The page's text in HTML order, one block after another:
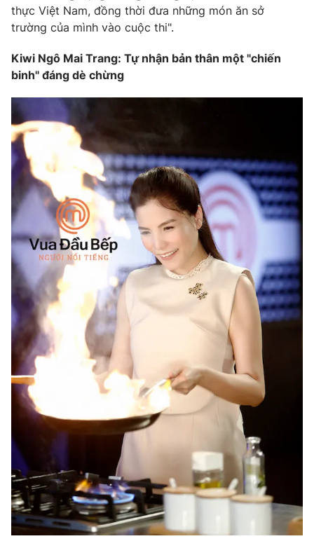
thực Việt Nam, đồng thời đưa những món ăn sở
trường của mình vào cuộc thi".
Kiwi Ngô Mai Trang: Tự nhận bản thân một "chiến
binh" đáng dè chừng